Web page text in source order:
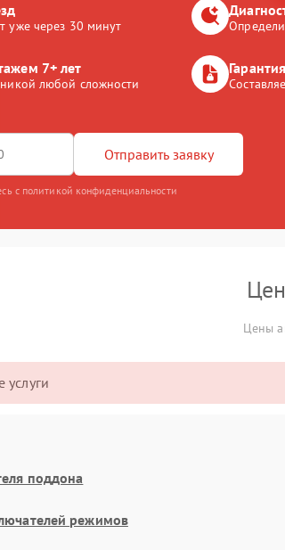
уже через 30 минут
7+ лет
любой сложности
Отправить заявку
с политикой конфиденциальности
Цены
поддона
режимов